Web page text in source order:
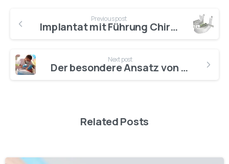
Previous post
Implantat mit Führung Chirurgie
Next post
Der besondere Ansatz von AestheDental für die Veränderung des Lächelns in Antalya
Related Posts